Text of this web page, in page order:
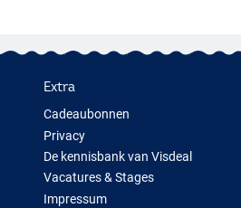
Extra
Cadeaubonnen
Privacy
De kennisbank van Visdeal
Vacatures & Stages
Impressum